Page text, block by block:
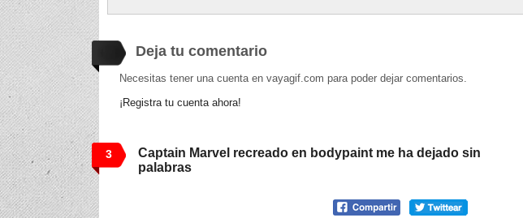
Deja tu comentario
Necesitas tener una cuenta en vayagif.com para poder dejar comentarios.
¡Registra tu cuenta ahora!
3
Captain Marvel recreado en bodypaint me ha dejado sin
palabras